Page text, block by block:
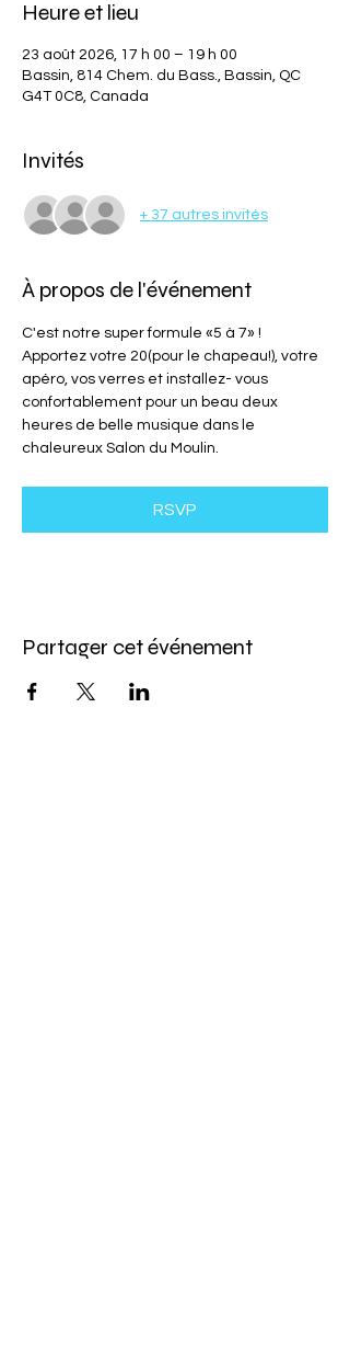
Heure et lieu
23 août 2026, 17 h 00 – 19 h 00
Bassin, 814 Chem. du Bass., Bassin, QC
G4T 0C8, Canada
Invités
+ 37 autres invités
À propos de l'événement
C'est notre super formule «5 à 7» !
Apportez votre 20(pour le chapeau!), votre
apéro, vos verres et installez- vous
confortablement pour un beau deux
heures de belle musique dans le
chaleureux Salon du Moulin.
RSVP
Partager cet événement